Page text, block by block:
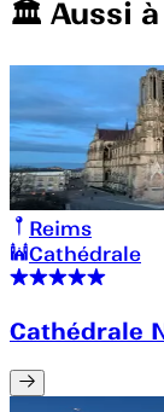
🏛️️ Aussi à
Reims
Cathédrale
Cathédrale